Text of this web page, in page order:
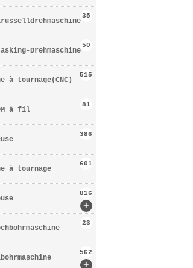
35
Drehmaschine
50
à tournage(CNC)
515
à fil
81
386
à tournage
601
+
816
23
+
562